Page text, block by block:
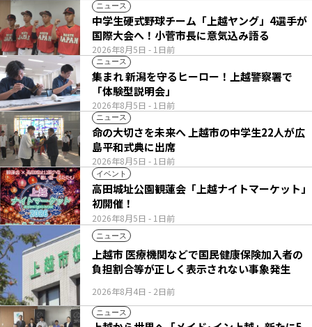
ニュース
2026年8月5日 - 1日前
中学生硬式野球チーム「上越ヤング」4選手が
国際大会へ！小菅市長に意気込み語る
ニュース
2026年8月5日 - 1日前
集まれ 新潟を守るヒーロー！上越警察署で
「体験型説明会」
ニュース
2026年8月5日 - 1日前
命の大切さを未来へ 上越市の中学生22人が広
島平和式典に出席
イベント
2026年8月5日 - 1日前
高田城址公園観蓮会「上越ナイトマーケット」
初開催！
ニュース
2026年8月4日 - 2日前
上越市 医療機関などで国民健康保険加入者の
負担割合等が正しく表示されない事象発生
ニュース